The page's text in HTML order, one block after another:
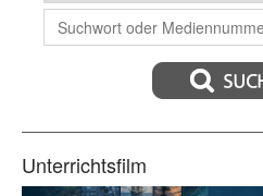
Unterrichtsfilm